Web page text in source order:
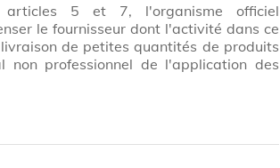
articles 5 et 7, l'organisme officiel
le fournisseur dont l'activité dans ce
de petites quantités de produits
non professionnel de l'application des